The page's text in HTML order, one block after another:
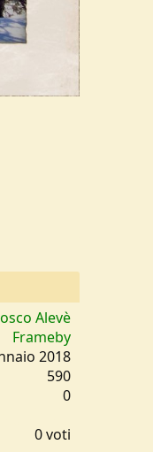
Alevè
Frameby
2018
590
0
0 voti